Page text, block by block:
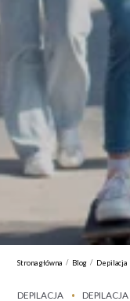
Strona główna / Blog / Depilacja
DEPILACJA • DEPILACJA